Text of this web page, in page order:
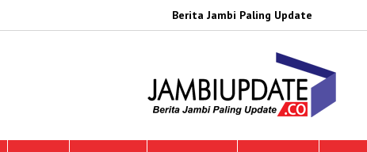
Berita Jambi Paling Update